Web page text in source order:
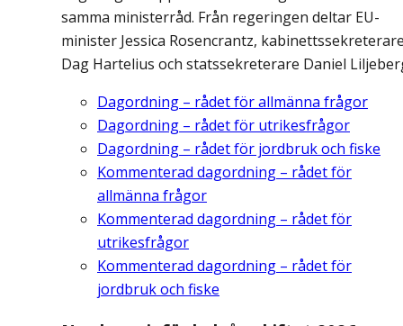
samma ministerråd. Från regeringen deltar EU-
minister Jessica Rosencrantz,
Dag Hartelius och statssekreterare Daniel
Dagordning – rådet för allmänna frågor
Dagordning – rådet för utrikesfrågor
Dagordning – rådet för jordbruk och fiske
Kommenterad dagordning – rådet för
allmänna frågor
Kommenterad dagordning – rådet för
utrikesfrågor
Kommenterad dagordning – rådet för
jordbruk och fiske